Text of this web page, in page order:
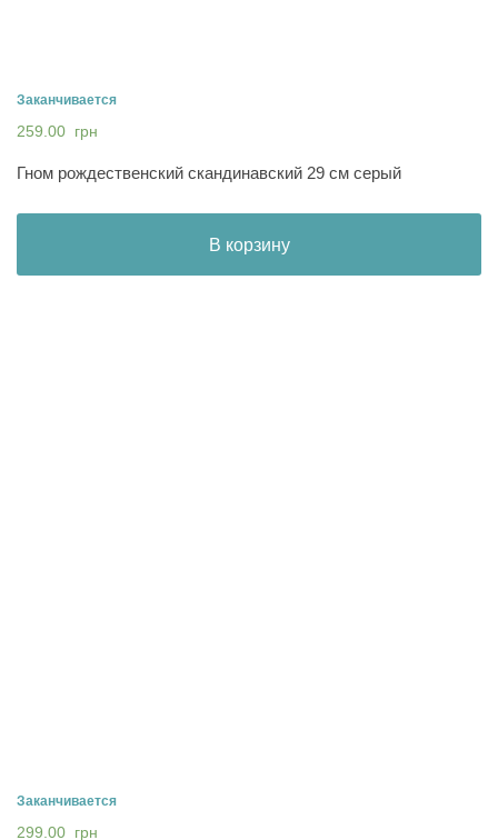
Заканчивается
259.00 грн
Гном рождественский скандинавский 29 см серый
В корзину
Заканчивается
299.00 грн